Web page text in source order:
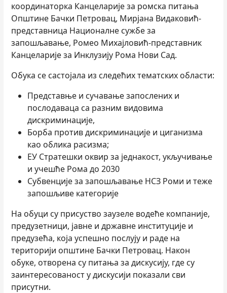
координаторка Канцеларије за ромска питања
Општине Бачки Петровац, Мирјана Видаковић-
представница Националне сужбе за
запошљавање, Ромео Михајловић-представник
Канцеларије за Инклузију Рома Нови Сад.
Обука се састојала из следећих тематских области:
Представње и сучавање запослених и
послодаваца са разним видовима
дискриминације,
Борба против дискриминације и циганизма
као облика расизма;
ЕУ Стратешки оквир за једнакост, укључивање
и учешће Рома до 2030
Субвенције за запошљавање НСЗ Роми и теже
запошљиве категорије
На обуци су присуство заузеле водеће компаније,
предузетници, јавне и државне институције и
предузећа, која успешно послују и раде на
територији општине Бачки Петровац. Након
обуке, отворена су питања за дискусију, где су
заинтересованост у дискусији показали сви
присутни.